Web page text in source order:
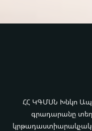
ՀՀ ԿԳՄՍՆ Խնկո
գրադարանը